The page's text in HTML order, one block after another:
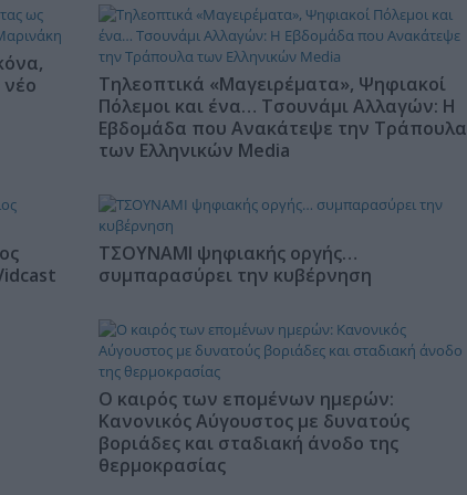
Τηλεοπτικά «Μαγειρέματα», Ψηφιακοί
Πόλεμοι και ένα… Τσουνάμι Αλλαγών: Η
Εβδομάδα που Ανακάτεψε την Τράπουλα
των Ελληνικών Media
ΤΣΟΥΝΑΜΙ ψηφιακής οργής…
συμπαρασύρει την κυβέρνηση
Ο καιρός των επομένων ημερών:
Κανονικός Αύγουστος με δυνατούς
βοριάδες και σταδιακή άνοδο της
θερμοκρασίας